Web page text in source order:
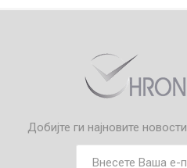
Добијте ги најновите новости